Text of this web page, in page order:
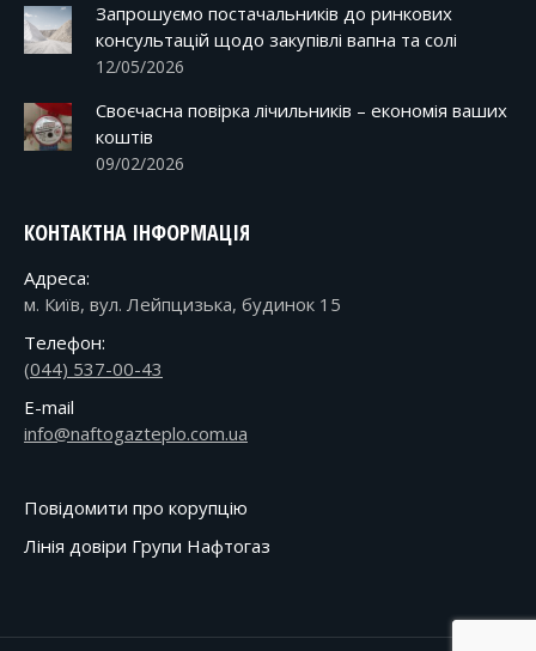
Запрошуємо постачальників до ринкових
консультацій щодо закупівлі вапна та солі
12/05/2026
Своєчасна повірка лічильників – економія ваших
коштів
09/02/2026
КОНТАКТНА ІНФОРМАЦІЯ
Адреса:
м. Київ, вул. Лейпцизька, будинок 15
Телефон:
(044) 537-00-43
E-mail
info@naftogazteplo.com.ua
Повідомити про корупцію
Лінія довіри Групи Нафтогаз